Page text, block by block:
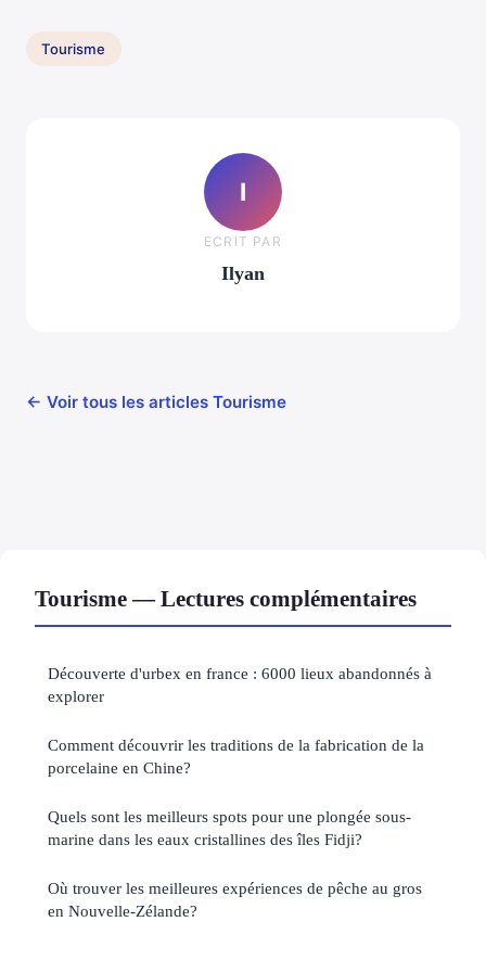
Tourisme
I
ECRIT PAR
Ilyan
← Voir tous les articles Tourisme
Tourisme — Lectures complémentaires
Découverte d'urbex en france : 6000 lieux abandonnés à
explorer
Comment découvrir les traditions de la fabrication de la
porcelaine en Chine?
Quels sont les meilleurs spots pour une plongée sous-
marine dans les eaux cristallines des îles Fidji?
Où trouver les meilleures expériences de pêche au gros
en Nouvelle-Zélande?